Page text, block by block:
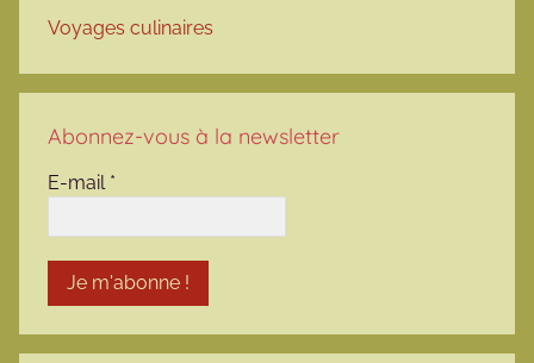
Voyages culinaires
Abonnez-vous à la newsletter
E-mail *